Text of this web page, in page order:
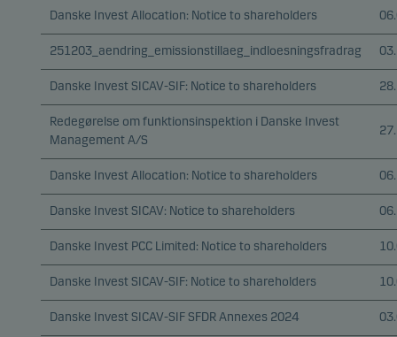
Danske Invest Allocation: Notice to shareholders
251203_aendring_emissionstillaeg_indloesningsfradrag
Danske Invest SICAV-SIF: Notice to shareholders
Redegørelse om funktionsinspektion i Danske Invest
Management A/S
Danske Invest Allocation: Notice to shareholders
Danske Invest SICAV: Notice to shareholders
Danske Invest PCC Limited: Notice to shareholders
Danske Invest SICAV-SIF: Notice to shareholders
Danske Invest SICAV-SIF SFDR Annexes 2024